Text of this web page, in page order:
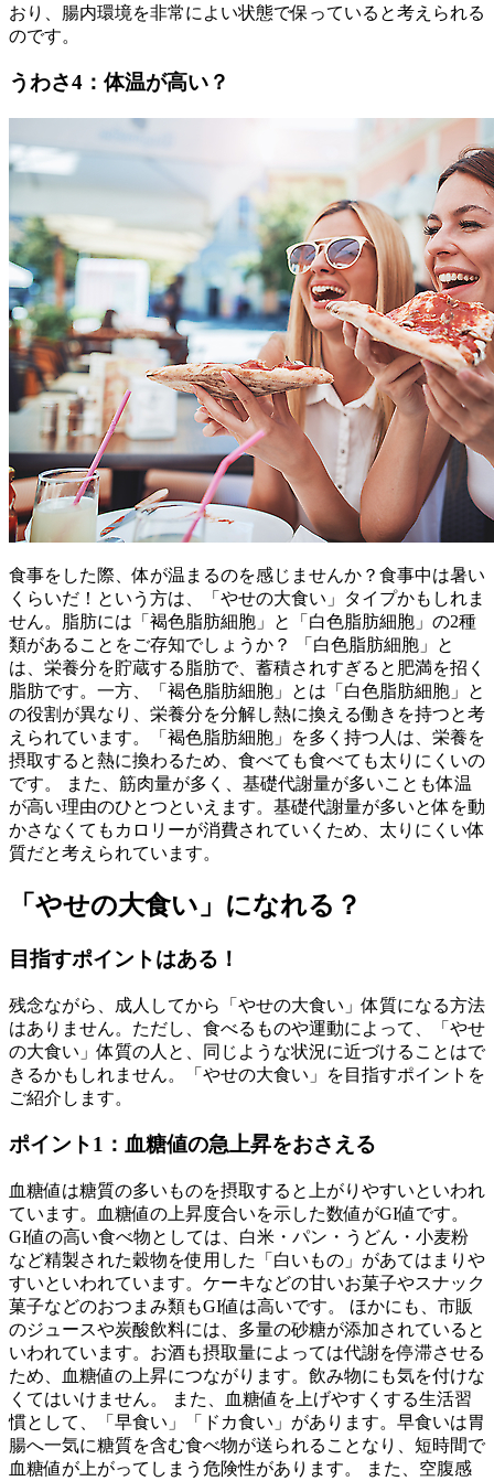
おり、腸内環境を非常によい状態で保っていると考えられる
のです。
うわさ4：体温が高い？
食事をした際、体が温まるのを感じませんか？食事中は暑い
くらいだ！という方は、「やせの大食い」タイプかもしれま
せん。脂肪には「褐色脂肪細胞」と「白色脂肪細胞」の2種
類があることをご存知でしょうか？ 「白色脂肪細胞」と
は、栄養分を貯蔵する脂肪で、蓄積されすぎると肥満を招く
脂肪です。一方、「褐色脂肪細胞」とは「白色脂肪細胞」と
の役割が異なり、栄養分を分解し熱に換える働きを持つと考
えられています。「褐色脂肪細胞」を多く持つ人は、栄養を
摂取すると熱に換わるため、食べても食べても太りにくいの
です。 また、筋肉量が多く、基礎代謝量が多いことも体温
が高い理由のひとつといえます。基礎代謝量が多いと体を動
かさなくてもカロリーが消費されていくため、太りにくい体
質だと考えられています。
「やせの大食い」になれる？
目指すポイントはある！
残念ながら、成人してから「やせの大食い」体質になる方法
はありません。ただし、食べるものや運動によって、「やせ
の大食い」体質の人と、同じような状況に近づけることはで
きるかもしれません。「やせの大食い」を目指すポイントを
ご紹介します。
ポイント1：血糖値の急上昇をおさえる
血糖値は糖質の多いものを摂取すると上がりやすいといわれ
ています。血糖値の上昇度合いを示した数値がGI値です。
GI値の高い食べ物としては、白米・パン・うどん・小麦粉
など精製された穀物を使用した「白いもの」があてはまりや
すいといわれています。ケーキなどの甘いお菓子やスナック
菓子などのおつまみ類もGI値は高いです。 ほかにも、市販
のジュースや炭酸飲料には、多量の砂糖が添加されていると
いわれています。お酒も摂取量によっては代謝を停滞させる
ため、血糖値の上昇につながります。飲み物にも気を付けな
くてはいけません。 また、血糖値を上げやすくする生活習
慣として、「早食い」「ドカ食い」があります。早食いは胃
腸へ一気に糖質を含む食べ物が送られることなり、短時間で
血糖値が上がってしまう危険性があります。 また、空腹感